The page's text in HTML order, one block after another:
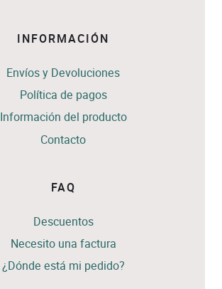
INFORMACIÓN
Envíos y Devoluciones
Política de pagos
Información del producto
Contacto
FAQ
Descuentos
Necesito una factura
¿Dónde está mi pedido?